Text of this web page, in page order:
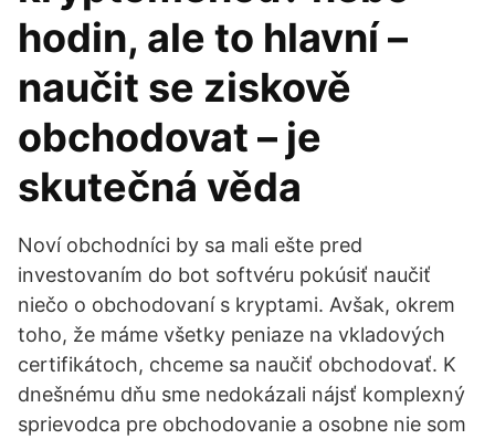
hodin, ale to hlavní –
naučit se ziskově
obchodovat – je
skutečná věda
Noví obchodníci by sa mali ešte pred
investovaním do bot softvéru pokúsiť naučiť
niečo o obchodovaní s kryptami. Avšak, okrem
toho, že máme všetky peniaze na vkladových
certifikátoch, chceme sa naučiť obchodovať. K
dnešnému dňu sme nedokázali nájsť komplexný
sprievodca pre obchodovanie a osobne nie som